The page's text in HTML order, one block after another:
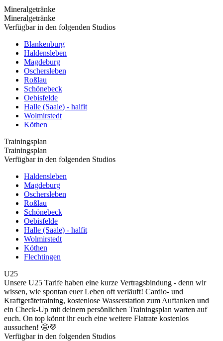
Mineralgetränke
Mineralgetränke
Verfügbar in den folgenden Studios
Blankenburg
Haldensleben
Magdeburg
Oschersleben
Roßlau
Schönebeck
Oebisfelde
Halle (Saale) - halfit
Wolmirstedt
Köthen
Trainingsplan
Trainingsplan
Verfügbar in den folgenden Studios
Haldensleben
Magdeburg
Oschersleben
Roßlau
Schönebeck
Oebisfelde
Halle (Saale) - halfit
Wolmirstedt
Köthen
Flechtingen
U25
Unsere U25 Tarife haben eine kurze Vertragsbindung - denn wir
wissen, wie spontan euer Leben oft verläuft! Cardio- und
Kraftgerätetraining, kostenlose Wasserstation zum Auftanken und
ein Check-Up mit deinem persönlichen Trainingsplan warten auf
euch. On top könnt ihr euch eine weitere Flatrate kostenlos
aussuchen! 🤩💜
Verfügbar in den folgenden Studios